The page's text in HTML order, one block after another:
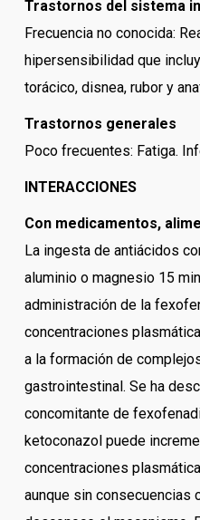
Trastornos del sistema
Frecuencia no conocida:
hipersensibilidad que
torácico, disnea, rubor y
Trastornos generales
Poco frecuentes: Fatiga.
INTERACCIONES
Con medicamentos,
La ingesta de antiácidos
aluminio o magnesio 15
administración de la
concentraciones
a la formación de
gastrointestinal. Se ha
concomitante de
ketoconazol puede
concentraciones
aunque sin consecuencias